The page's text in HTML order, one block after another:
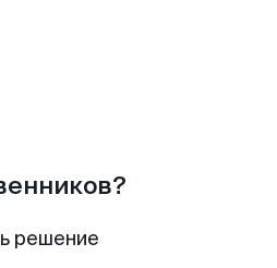
решение